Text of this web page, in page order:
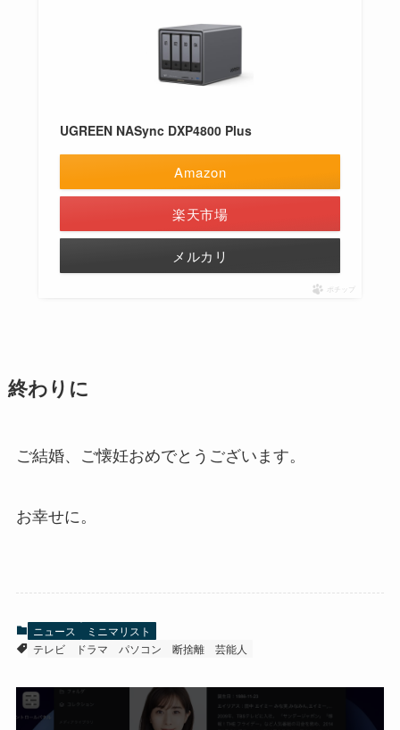
UGREEN NASync DXP4800 Plus
Amazon
楽天市場
メルカリ
ポチップ
終わりに
ご結婚、ご懐妊おめでとうございます。
お幸せに。
ニュース
ミニマリスト
テレビ
ドラマ パソコン 断捨離 芸能人